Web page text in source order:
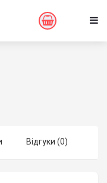
Відгуки (0)